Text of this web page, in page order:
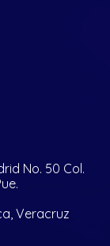
No. 50 Col.
Veracruz